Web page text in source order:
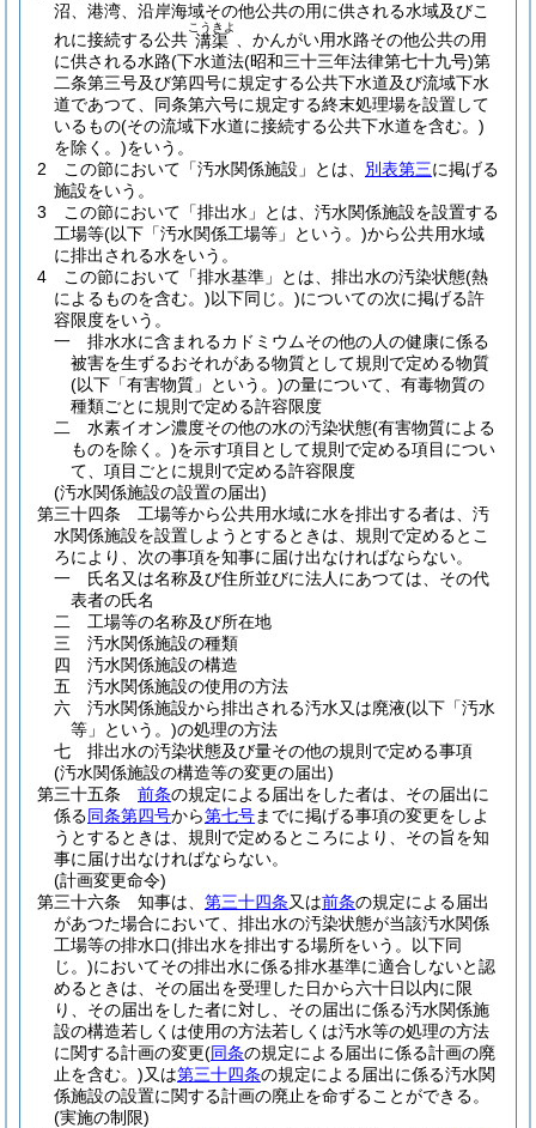
沼、港湾、沿岸海域その他公共の用に供される水域及びこ
れに接続する公共 溝渠
こうきよ
、かんがい用水路その他公共の用
に供される水路(下水道法(昭和三十三年法律第七十九号)第
二条第三号及び第四号に規定する公共下水道及び流域下水
道であつて、同条第六号に規定する終末処理場を設置して
いるもの(その流域下水道に接続する公共下水道を含む。)
を除く。)をいう。
2
この節において「汚水関係施設」とは、 別表第三に掲げる
施設をいう。
3
この節において「排出水」とは、汚水関係施設を設置する
工場等(以下「汚水関係工場等」という。)から公共用水域
に排出される水をいう。
4
この節において「排水基準」とは、排出水の汚染状態(熱
によるものを含む。)以下同じ。 )についての次に掲げる許
容限度をいう。
一
排水水に含まれるカドミウムその他の人の健康に係る
被害を生ずるおそれがある物質として規則で定める物質
(以下「有害物質」という。)の量について、有毒物質の
種類ごとに規則で定める許容限度
二
水素イオン濃度その他の水の汚染状態(有害物質による
ものを除く。)を示す項目として規則で定める項目につい
て、項目ごとに規則で定める許容限度
(汚水関係施設の設置の届出)
第三十四条
工場等から公共用水域に水を排出する者は、汚
水関係施設を設置しようとするときは、規則で定めるとこ
ろにより、次の事項を知事に届け出なければならない。
一
氏名又は名称及び住所並びに法人にあつては、その代
表者の氏名
二
工場等の名称及び所在地
三
汚水関係施設の種類
四
汚水関係施設の構造
五
汚水関係施設の使用の方法
六
汚水関係施設から排出される汚水又は廃液(以下「汚水
等」という。)の処理の方法
七
排出水の汚染状態及び量その他の規則で定める事項
(汚水関係施設の構造等の変更の届出)
第三十五条
前条の規定による届出をした者は、その届出に
係る同条第四号から第七号までに掲げる事項の変更をしよ
うとするときは、規則で定めるところにより、その旨を知
事に届け出なければならない。
(計画変更命令)
第三十六条
知事は、 第三十四条又は前条の規定による届出
があつた場合において、排出水の汚染状態が当該汚水関係
工場等の排水口(排出水を排出する場所をいう。以下同
じ。)においてその排出水に係る排水基準に適合しないと認
めるときは、その届出を受理した日から六十日以内に限
り、その届出をした者に対し、その届出に係る汚水関係施
設の構造若しくは使用の方法若しくは汚水等の処理の方法
に関する計画の変更(同条の規定による届出に係る計画の廃
止を含む。)又は第三十四条の規定による届出に係る汚水関
係施設の設置に関する計画の廃止を命ずることができる。
(実施の制限)